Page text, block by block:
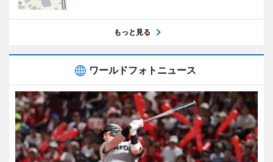
もっと見る
ワールドフォトニュース